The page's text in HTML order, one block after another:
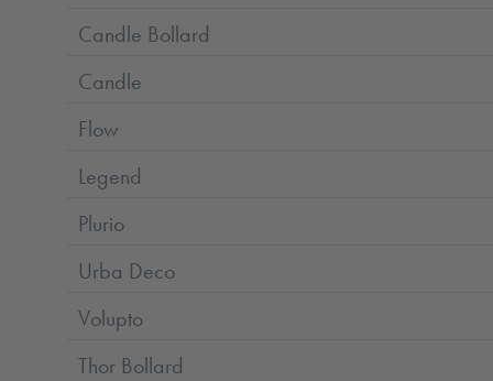
Candle Bollard
Candle
Flow
Legend
Plurio
Urba Deco
Volupto
Thor Bollard